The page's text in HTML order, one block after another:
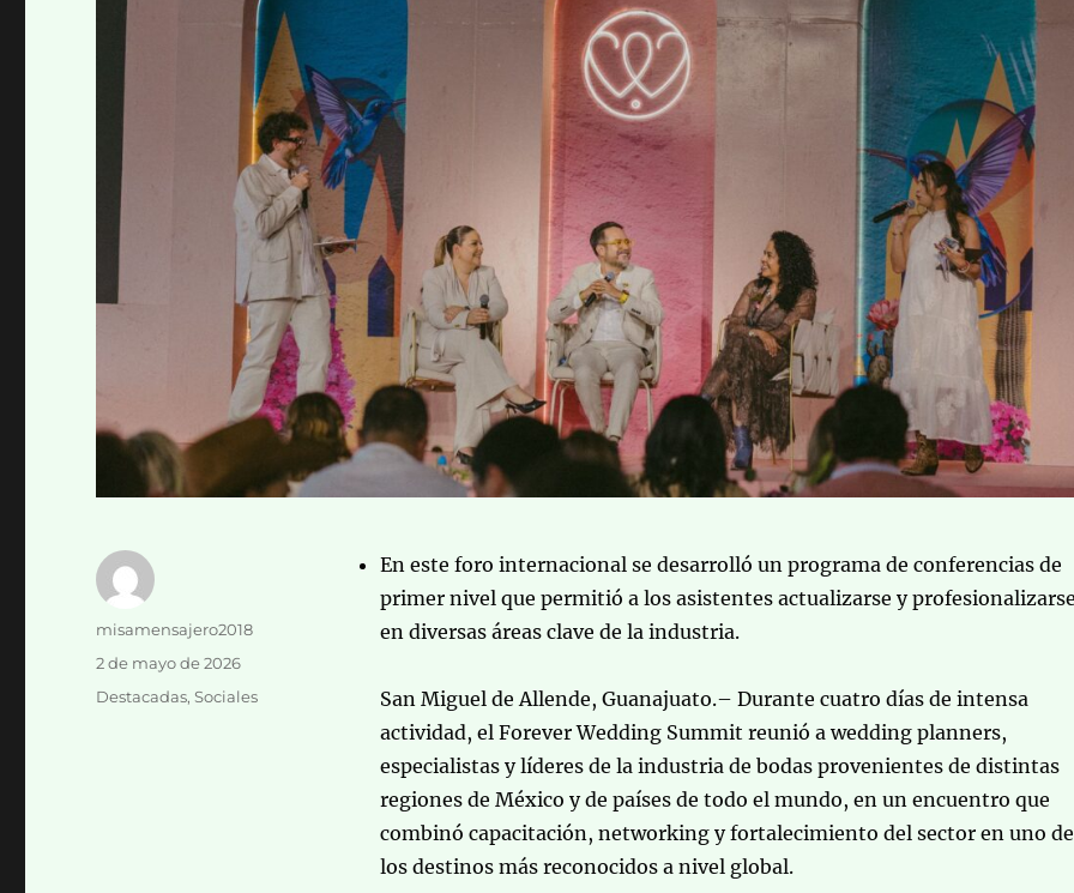
En este foro internacional se desarrolló un programa de conferencias de
primer nivel que permitió a los asistentes actualizarse y
en diversas áreas clave de la industria.
San Miguel de Allende, Guanajuato.– Durante cuatro días de intensa
actividad, el Forever Wedding Summit reunió a wedding planners,
especialistas y líderes de la industria de bodas provenientes de distintas
regiones de México y de países de todo el mundo, en un encuentro que
combinó capacitación, networking y fortalecimiento del sector en uno de
los destinos más reconocidos a nivel global.
Autor
misamensajero2018
Publicado
2 de mayo de 2026
Categorías
Destacadas,Sociales